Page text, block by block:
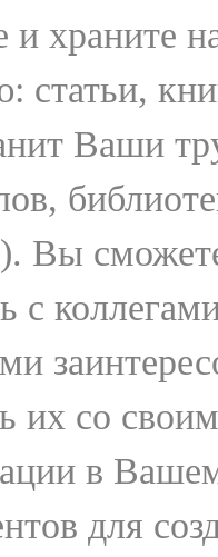
и храните
статьи,
Ваши
Вы
с
их со
в
для